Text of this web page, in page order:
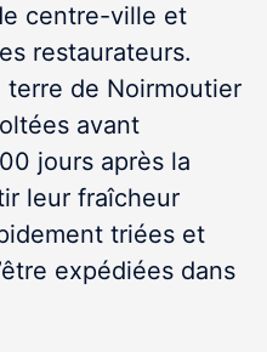
centre-ville et
restaurateurs.
terre de Noirmoutier
avant
jours après la
leur fraîcheur
triées et
expédiées dans